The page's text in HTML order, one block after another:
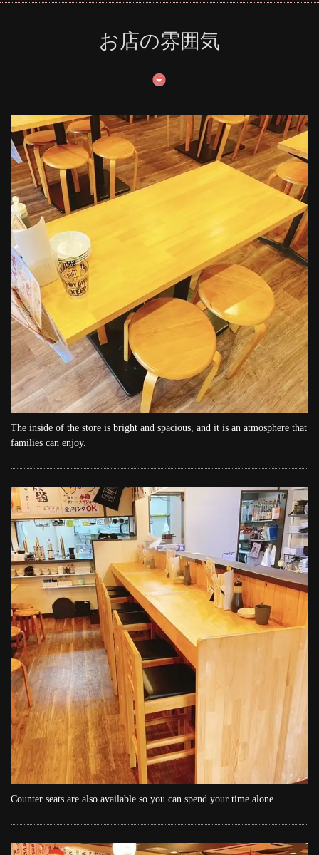
お店の雰囲気
The inside of the store is bright and spacious, and it is an atmosphere that
families can enjoy.
Counter seats are also available so you can spend your time alone.